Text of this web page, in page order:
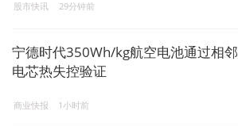
股市快讯 29分钟前
宁德时代350Wh/kg航空电池通过相邻
电芯热失控验证
商业快报 1小时前